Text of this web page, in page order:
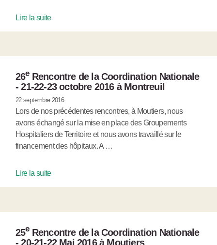
Lire la suite
26eRencontre de la Coordination Nationale
- 21-22-23 octobre 2016 à Montreuil
22 septembre 2016
Lors de nos précédentes rencontres, à Moutiers, nous
avons échangé sur la mise en place des Groupements
Hospitaliers de Territoire et nous avons travaillé sur le
financement des hôpitaux. A …
Lire la suite
25eRencontre de la Coordination Nationale
- 20-21-22 Mai 2016 à Moutiers